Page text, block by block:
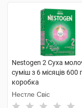
Nestogen 2 Суха
суміш з 6 місяців 600
коробка
Нестле Свіс